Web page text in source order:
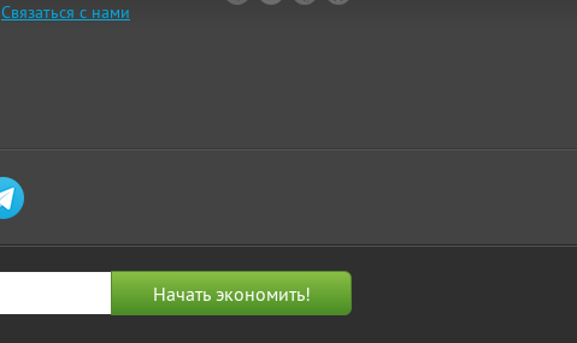
Связаться с нами